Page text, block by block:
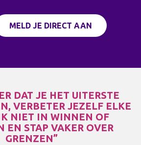
MELD JE DIRECT AAN
DAT JE HET UITERSTE
VERBETER JEZELF ELKE
NIET IN WINNEN OF
EN STAP VAKER OVER
GRENZEN”